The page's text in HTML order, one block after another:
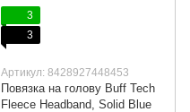
3
3
Артикул: 8428927448453
Повязка на голову Buff Tech
Fleece Headband, Solid Blue